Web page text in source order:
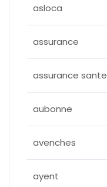
asloca
assurance
assurance sante
aubonne
avenches
ayent